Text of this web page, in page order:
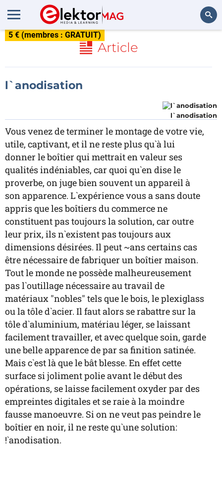
5 € (membres : GRATUIT)
Article
l`anodisation
l`anodisation
Vous venez de terminer le montage de votre vie,
utile, captivant, et il ne reste plus qu`à lui
donner le boîtier qui mettrait en valeur ses
qualités indéniables, car quoi qu`en dise le
proverbe, on juge bien souvent un appareil à
son apparence. L`expérience vous a sans doute
appris que les boîtiers du commerce ne
constituent pas toujours la solution, car outre
leur prix, ils n`existent pas toujours aux
dimensions désirées. Il peut ~ans certains cas
être nécessaire de fabriquer un boîtier maison.
Tout le monde ne possède malheureusement
pas l`outillage nécessaire au travail de
matériaux "nobles" tels que le bois, le plexiglass
ou la tôle d`acier. Il faut alors se rabattre sur la
tôle d`aluminium, matériau léger, se laissant
facilement travailler, et avec quelque soin, garde
une belle apparence de par sa finition satinée.
Mais c`est là que le bât blesse. En effet cette
surface si joliment polie avant le début des
opérations, se laisse facilement oxyder par des
empreintes digitales et se raie à la moindre
fausse manoeuvre. Si on ne veut pas peindre le
boîtier en noir, il ne reste qu`une solution:
!`anodisation.